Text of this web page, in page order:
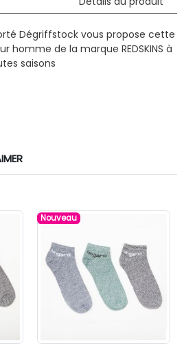
Dégriffstock vous propose cette
homme de la marque REDSKINS à
saisons
Nouveau